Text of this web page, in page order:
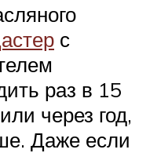
с
раз в 15
через год,
Даже если